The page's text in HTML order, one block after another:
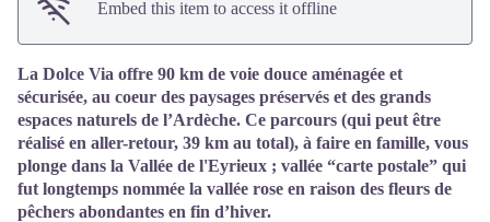
Embed this item to access it offline
La Dolce Via offre 90 km de voie douce aménagée et
sécurisée, au coeur des paysages préservés et des grands
espaces naturels de l’Ardèche. Ce parcours (qui peut être
réalisé en aller-retour, 39 km au total), à faire en famille, vous
plonge dans la Vallée de l'Eyrieux ; vallée “carte postale” qui
fut longtemps nommée la vallée rose en raison des fleurs de
pêchers abondantes en fin d’hiver.